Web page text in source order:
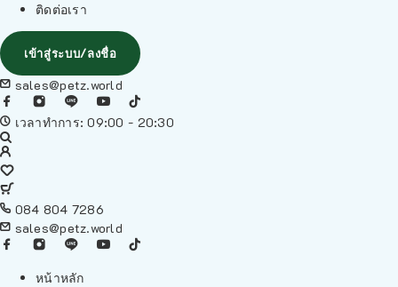
ติดต่อเรา
เข้าสู่ระบบ/ลงชื่อ
sales@petz.world
เวลาทำการ: 09:00 - 20:30
084 804 7286
sales@petz.world
หน้าหลัก